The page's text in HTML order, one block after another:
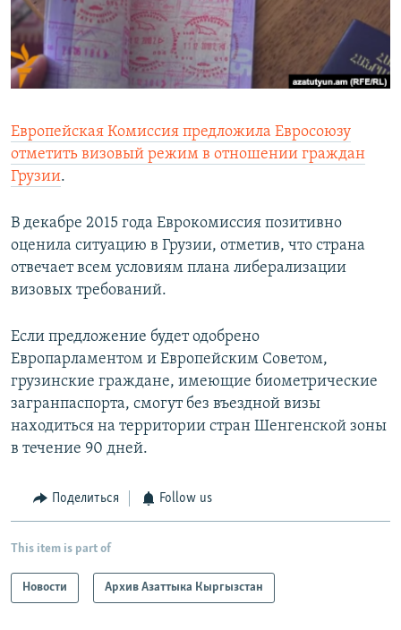
Европейская Комиссия предложила Евросоюзу
отметить визовый режим в отношении граждан
Грузии.
В декабре 2015 года Еврокомиссия позитивно
оценила ситуацию в Грузии, отметив, что страна
отвечает всем условиям плана либерализации
визовых требований.
Если предложение будет одобрено
Европарламентом и Европейским Советом,
грузинские граждане, имеющие биометрические
загранпаспорта, смогут без въездной визы
находиться на территории стран Шенгенской зоны
в течение 90 дней.
Поделиться Follow us
This item is part of
Новости Архив Азаттыка Кыргызстан